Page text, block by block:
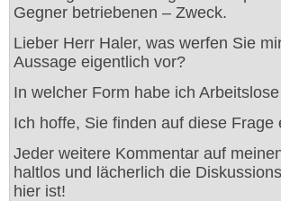
Gegner betriebenen – Zweck.
Lieber Herr Haler, was werfen Sie
Aussage eigentlich vor?
In welcher Form habe ich
Ich hoffe, Sie finden auf diese Frage
Jeder weitere Kommentar auf
haltlos und lächerlich die
hier ist!